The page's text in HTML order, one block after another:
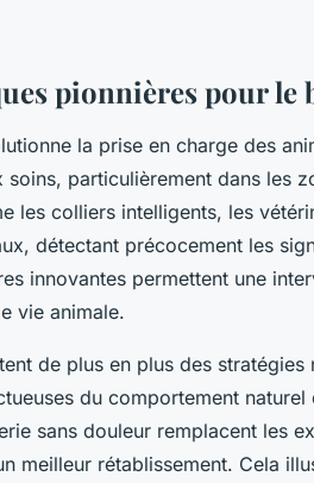
pionnières pour le
la prise en charge des
particulièrement dans les
les colliers intelligents, les
détectant précocement les
innovantes permettent une
vie animale.
de plus en plus des stratégies
du comportement naturel
sans douleur remplacent les
meilleur rétablissement. Cela